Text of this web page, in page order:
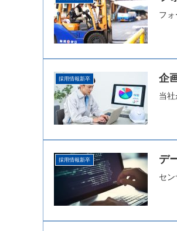
フ
採用情報新卒 企
当
採用情報新卒 デ
セ